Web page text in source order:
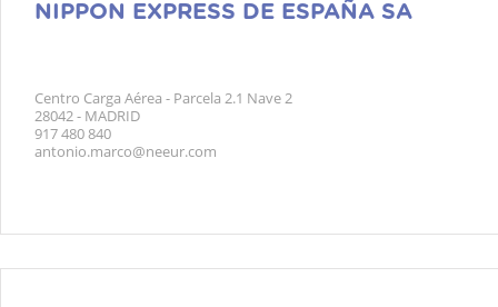
NIPPON EXPRESS DE ESPAÑA SA
Centro Carga Aérea - Parcela 2.1 Nave 2
28042 - MADRID
917 480 840
antonio.marco@neeur.com